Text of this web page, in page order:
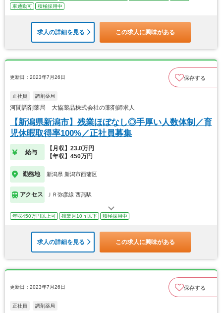
車通勤可 積極採用中
求人の詳細を見る この求人に興味がある
更新日：2023年7月26日 保存する
正社員 調剤薬局
河間調剤薬局 大協薬品株式会社の薬剤師求人
【新潟県新潟市】残業ほぼなし◎手厚い人数体制／育
児休暇取得率100%／正社員募集
給与
【月収】23.0万円
【年収】450万円
勤務地 新潟県 新潟市西蒲区
アクセス ＪＲ弥彦線 西燕駅
年収450万円以上可 残業月10ｈ以下 積極採用中
求人の詳細を見る この求人に興味がある
更新日：2023年7月26日 保存する
正社員 調剤薬局